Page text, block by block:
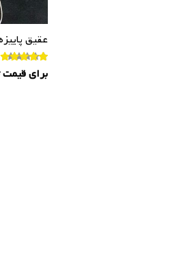
عقیق
برای قیمت